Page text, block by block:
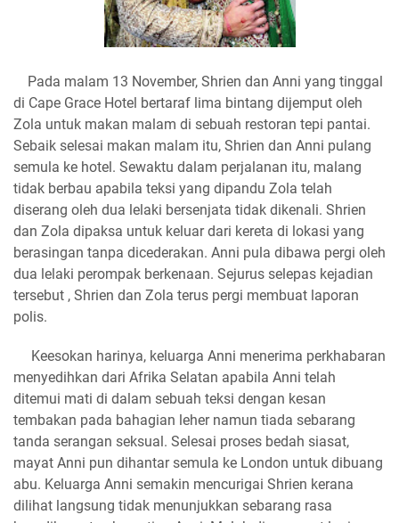
Pada malam 13 November, Shrien dan Anni yang tinggal
di Cape Grace Hotel bertaraf lima bintang dijemput oleh
Zola untuk makan malam di sebuah restoran tepi pantai.
Sebaik selesai makan malam itu, Shrien dan Anni pulang
semula ke hotel. Sewaktu dalam perjalanan itu, malang
tidak berbau apabila teksi yang dipandu Zola telah
diserang oleh dua lelaki bersenjata tidak dikenali. Shrien
dan Zola dipaksa untuk keluar dari kereta di lokasi yang
berasingan tanpa dicederakan. Anni pula dibawa pergi oleh
dua lelaki perompak berkenaan. Sejurus selepas kejadian
tersebut , Shrien dan Zola terus pergi membuat laporan
polis.
Keesokan harinya, keluarga Anni menerima perkhabaran
menyedihkan dari Afrika Selatan apabila Anni telah
ditemui mati di dalam sebuah teksi dengan kesan
tembakan pada bahagian leher namun tiada sebarang
tanda serangan seksual. Selesai proses bedah siasat,
mayat Anni pun dihantar semula ke London untuk dibuang
abu. Keluarga Anni semakin mencurigai Shrien kerana
dilihat langsung tidak menunjukkan sebarang rasa